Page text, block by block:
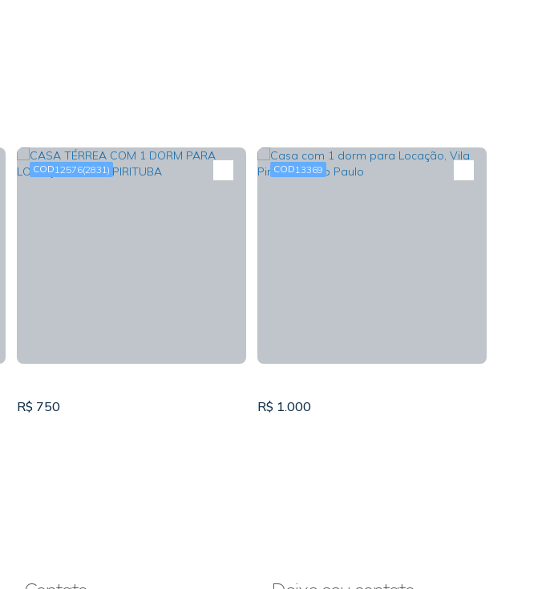
12576(2831)
R$ 750
13369
R$ 1.000